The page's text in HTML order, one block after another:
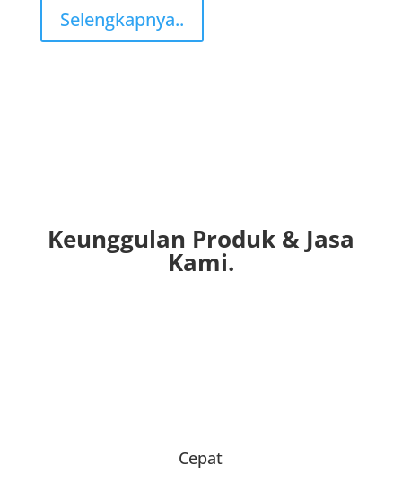
Selengkapnya..
Keunggulan Produk & Jasa
Kami.
Cepat